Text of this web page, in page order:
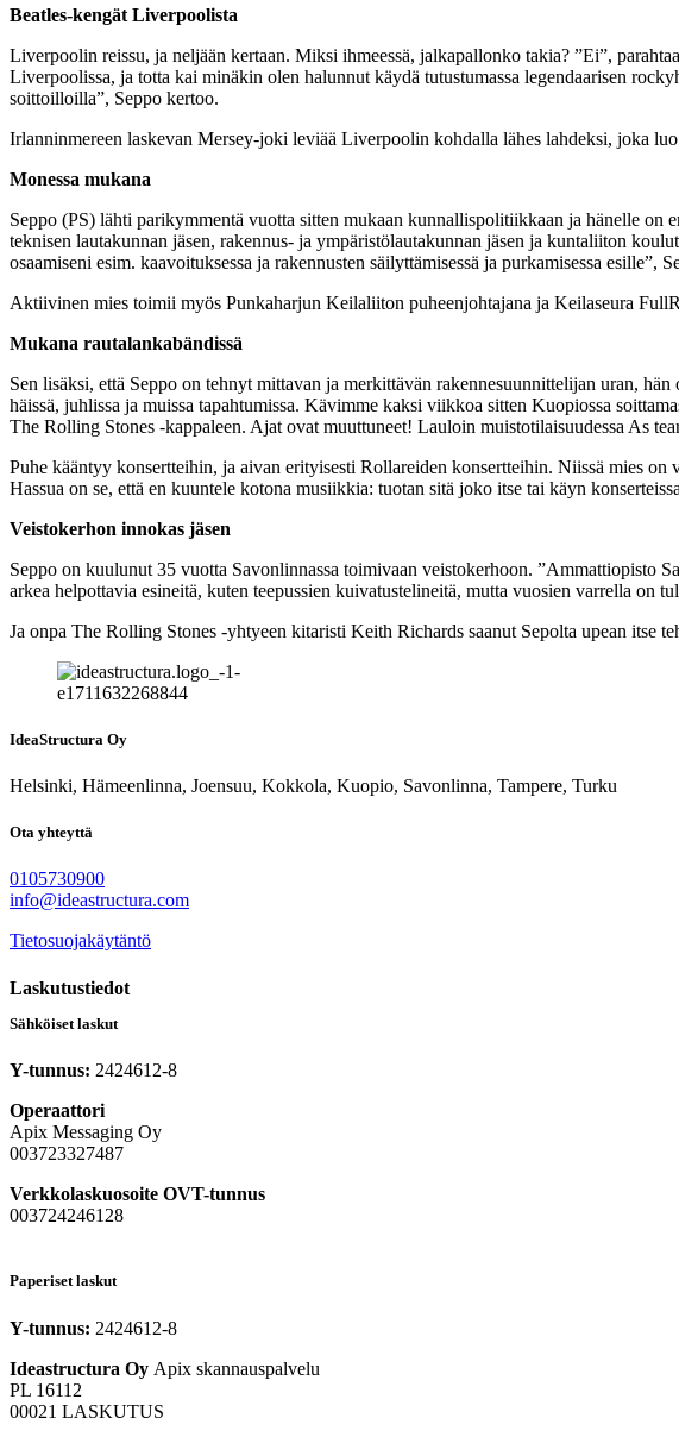
Beatles-kengät Liverpoolista
Liverpoolin reissu, ja neljään kertaan. Miksi ihmeessä, jalkapallonko takia? ”Ei”,
Liverpoolissa, ja totta kai minäkin olen halunnut käydä tutustumassa legendaarisen
soittoilloilla”, Seppo kertoo.
Irlanninmereen laskevan Mersey-joki leviää Liverpoolin kohdalla lähes lahdeksi, joka
Monessa mukana
Seppo (PS) lähti parikymmentä vuotta sitten mukaan kunnallispolitiikkaan ja hänelle
teknisen lautakunnan jäsen, rakennus- ja ympäristölautakunnan jäsen ja kuntaliiton
osaamiseni esim. kaavoituksessa ja rakennusten säilyttämisessä ja purkamisessa esille”,
Aktiivinen mies toimii myös Punkaharjun Keilaliiton puheenjohtajana ja Keilaseura
Mukana rautalankabändissä
Sen lisäksi, että Seppo on tehnyt mittavan ja merkittävän rakennesuunnittelijan uran,
häissä, juhlissa ja muissa tapahtumissa. Kävimme kaksi viikkoa sitten Kuopiossa
The Rolling Stones -kappaleen. Ajat ovat muuttuneet! Lauloin muistotilaisuudessa As
Puhe kääntyy konsertteihin, ja aivan erityisesti Rollareiden konsertteihin. Niissä mies
Hassua on se, että en kuuntele kotona musiikkia: tuotan sitä joko itse tai käyn
Veistokerhon innokas jäsen
Seppo on kuulunut 35 vuotta Savonlinnassa toimivaan veistokerhoon. ”Ammattiopisto
arkea helpottavia esineitä, kuten teepussien kuivatustelineitä, mutta vuosien varrella
Ja onpa The Rolling Stones -yhtyeen kitaristi Keith Richards saanut Sepolta upean itse
IdeaStructura Oy
Helsinki, Hämeenlinna, Joensuu, Kokkola, Kuopio, Savonlinna, Tampere, Turku
Ota yhteyttä
0105730900
info@ideastructura.com
Tietosuojakäytäntö
Laskutustiedot
Sähköiset laskut
Y-tunnus: 2424612-8
Operaattori
Apix Messaging Oy
003723327487
Verkkolaskuosoite OVT-tunnus
003724246128
Paperiset laskut
Y-tunnus: 2424612-8
Ideastructura Oy Apix skannauspalvelu
PL 16112
00021 LASKUTUS